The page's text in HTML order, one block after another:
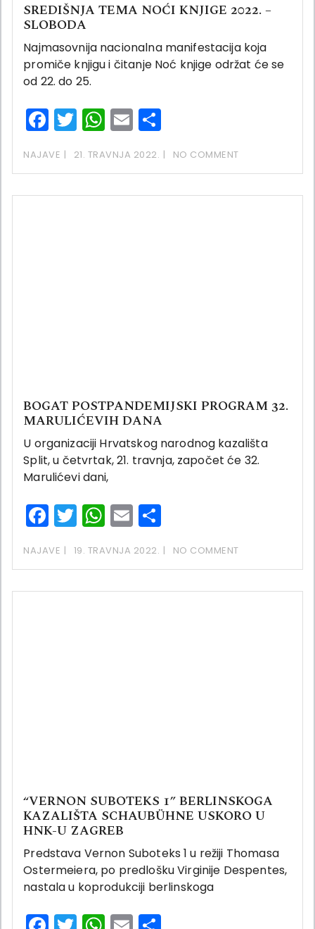
SREDIŠNJA TEMA NOĆI KNJIGE 2022. –
SLOBODA
Najmasovnija nacionalna manifestacija koja
promiče knjigu i čitanje Noć knjige održat će se
od 22. do 25.
Facebook
Twitter
WhatsApp
Email
NAJAVE 21. TRAVNJA 2022. NO COMMENT
BOGAT POSTPANDEMIJSKI PROGRAM 32.
MARULIĆEVIH DANA
U organizaciji Hrvatskog narodnog kazališta
Split, u četvrtak, 21. travnja, započet će 32.
Marulićevi dani,
Facebook
Twitter
WhatsApp
Email
NAJAVE 19. TRAVNJA 2022. NO COMMENT
“VERNON SUBOTEKS 1” BERLINSKOGA
KAZALIŠTA SCHAUBÜHNE USKORO U
HNK-U ZAGREB
Predstava Vernon Suboteks 1 u režiji Thomasa
Ostermeiera, po predlošku Virginije Despentes,
nastala u koprodukciji berlinskoga